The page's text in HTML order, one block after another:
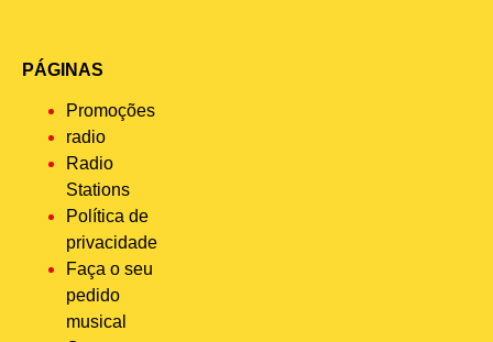
PÁGINAS
Promoções
radio
Radio
Stations
Política de
privacidade
Faça o seu
pedido
musical